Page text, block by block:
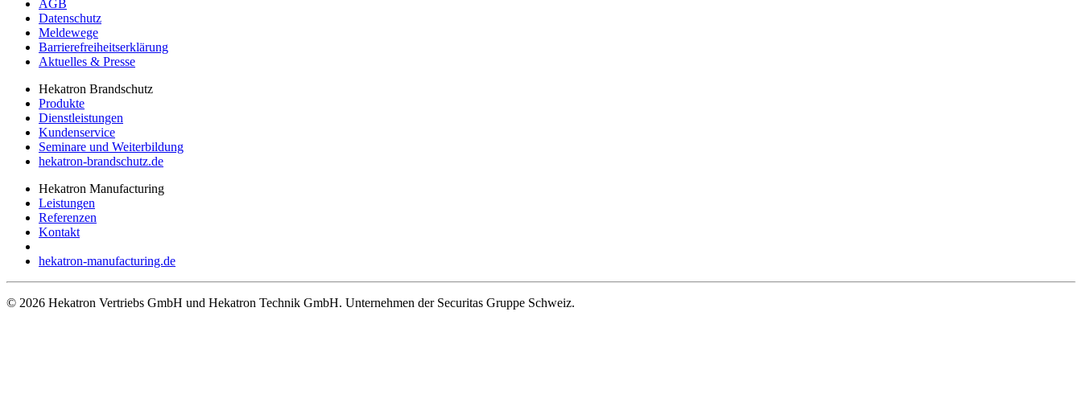
AGB
Datenschutz
Meldewege
Barrierefreiheitserklärung
Aktuelles & Presse
Hekatron Brandschutz
Produkte
Dienstleistungen
Kundenservice
Seminare und Weiterbildung
hekatron-brandschutz.de
Hekatron Manufacturing
Leistungen
Referenzen
Kontakt
hekatron-manufacturing.de
© 2026 Hekatron Vertriebs GmbH und Hekatron Technik GmbH. Unternehmen der Securitas Gruppe Schweiz.